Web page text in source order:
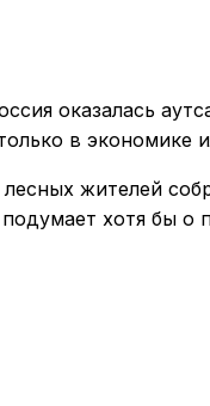
оказалась
в экономике
жителей
хотя бы о